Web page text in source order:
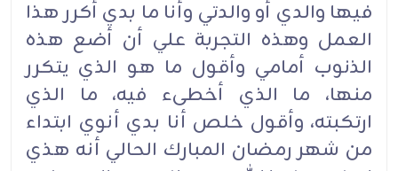
فيها والدي أو والدتي وأنا ما بدي أكرر هذا
العمل وهذه التجربة علي أن أضع هذه
الذنوب أمامي وأقول ما هو الذي يتكرر
منها، ما الذي أخطىء فيه، ما الذي
ارتكبته، وأقول خلص أنا بدي أنوي ابتداء
من شهر رمضان المبارك الحالي أنه هذي